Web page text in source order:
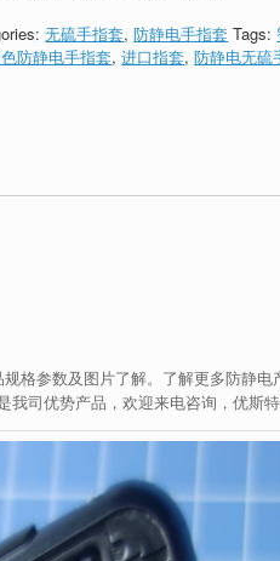
无硫手指套,防静电手指套 Tags:
防静电手指套,进口指套,防静电无硫
规格参数及图片了解。了解更多防静
我司优势产品，欢迎来电咨询，优斯